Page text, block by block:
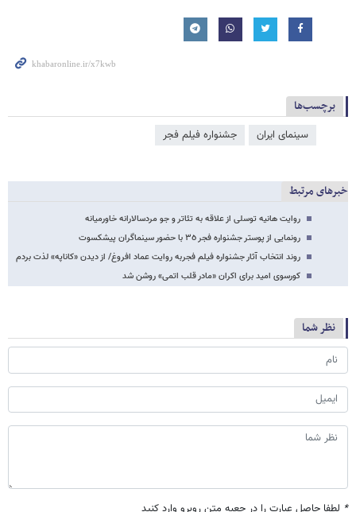
برچسب‌ها
سینمای ایران جشنواره فیلم فجر
خبرهای مرتبط
روایت هانیه توسلی از علاقه به تئاتر و جو مردسالارانه خاورمیانه
رونمایی از پوستر جشنواره فجر ٣٥ با حضور سینماگران پیشکسوت
روند انتخاب آثار جشنواره فیلم فجربه روایت عماد افروغ/ از دیدن «کاناپه» لذت بردم
کورسوی امید برای اکران «مادر قلب اتمی» روشن شد
نظر شما
* لطفا حاصل عبارت را در جعبه متن روبرو وارد کنید